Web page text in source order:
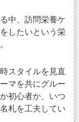
中、訪問栄養ケ
したいという栄
スタイルを見直
マを共にグルー
初心者か、いつ
札を工夫してい